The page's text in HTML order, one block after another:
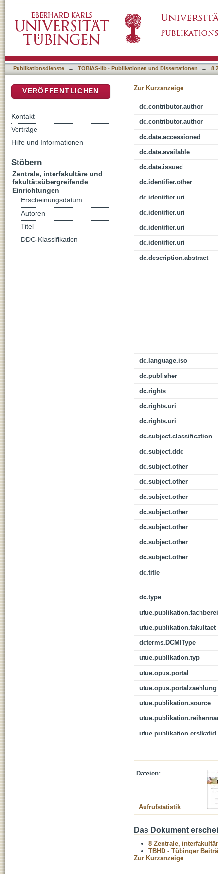
Schreibprojekt im Fachbereich Amerikanistik
Publikationsdienste → TOBIAS-lib - Publikationen und Dissertationen → 8
Zur Kurzanzeige
dc.contributor.author
dc.contributor.author
dc.date.accessioned
dc.date.available
dc.date.issued
dc.identifier.other
dc.identifier.uri
dc.identifier.uri
dc.identifier.uri
dc.identifier.uri
dc.description.abstract
dc.language.iso
dc.publisher
dc.rights
dc.rights.uri
dc.rights.uri
dc.subject.classification
dc.subject.ddc
dc.subject.other
dc.subject.other
dc.subject.other
dc.subject.other
dc.subject.other
dc.subject.other
dc.subject.other
dc.title
dc.type
utue.publikation.fakultaet
dcterms.DCMIType
utue.publikation.typ
utue.opus.portal
utue.opus.portalzaehlung
utue.publikation.source
utue.publikation.erstkatid
Dateien:
Aufrufstatistik
Das Dokument
8 Zentrale,
TBHD - Tübinger
Zur Kurzanzeige
VERÖFFENTLICHEN
Kontakt
Verträge
Hilfe und Informationen
Stöbern
Zentrale, interfakultäre und
fakultätsübergreifende
Einrichtungen
Erscheinungsdatum
Autoren
Titel
DDC-Klassifikation